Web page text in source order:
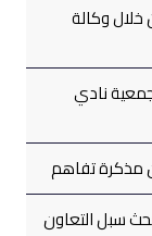
وكالة
نادي
مذكرة تفاهم
سبل التعاون